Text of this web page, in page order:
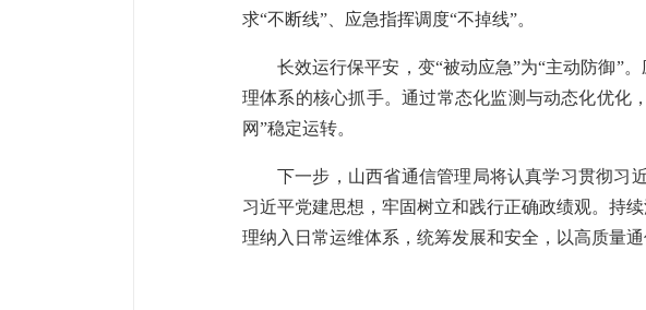
求“不断线”、应急指挥调度“不掉线”。
长效运行保平安，变“被动应急”为“主动防御”
理体系的核心抓手。通过常态化监测与动态化优化
网”稳定运转。
下一步，山西省通信管理局将认真学习贯彻习
习近平党建思想，牢固树立和践行正确政绩观。持
理纳入日常运维体系，统筹发展和安全，以高质量